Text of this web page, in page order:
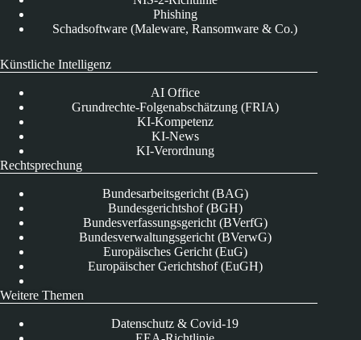
Phishing
Schadsoftware (Maleware, Ransomware & Co.)
Künstliche Intelligenz
AI Office
Grundrechte-Folgenabschätzung (FRIA)
KI-Kompetenz
KI-News
KI-Verordnung
Rechtsprechung
Bundesarbeitsgericht (BAG)
Bundesgerichtshof (BGH)
Bundesverfassungsgericht (BVerfG)
Bundesverwaltungsgericht (BVerwG)
Europäisches Gericht (EuG)
Europäischer Gerichtshof (EuGH)
Weitere Themen
Datenschutz & Covid-19